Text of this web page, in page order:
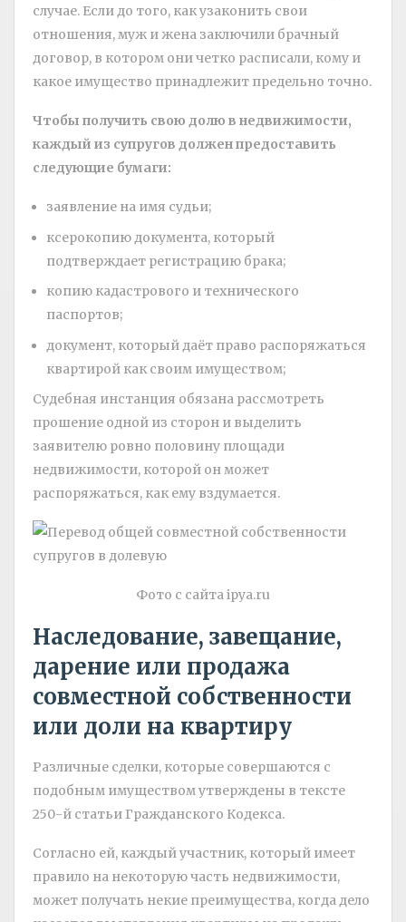
случае. Если до того, как узаконить свои
отношения, муж и жена заключили брачный
договор, в котором они четко расписали, кому и
какое имущество принадлежит предельно точно.
Чтобы получить свою долю в недвижимости,
каждый из супругов должен предоставить
следующие бумаги:
заявление на имя судьи;
ксерокопию документа, который
подтверждает регистрацию брака;
копию кадастрового и технического
паспортов;
документ, который даёт право распоряжаться
квартирой как своим имуществом;
Судебная инстанция обязана рассмотреть
прошение одной из сторон и выделить
заявителю ровно половину площади
недвижимости, которой он может
распоряжаться, как ему вздумается.
Фото с сайта ipya.ru
Наследование, завещание,
дарение или продажа
совместной собственности
или доли на квартиру
Различные сделки, которые совершаются с
подобным имуществом утверждены в тексте
250-й статьи Гражданского Кодекса.
Согласно ей, каждый участник, который имеет
правило на некоторую часть недвижимости,
может получать некие преимущества, когда дело